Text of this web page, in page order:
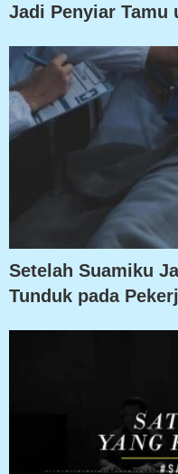
Jadi Penyiar Tamu
Setelah Suamiku
Tunduk pada